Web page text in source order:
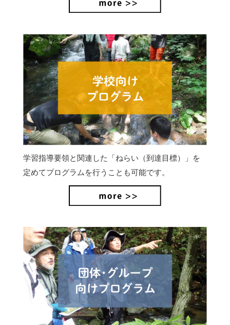
学習指導要領と関連した「ねらい（到達目標）」を
定めてプログラムを行うことも可能です。